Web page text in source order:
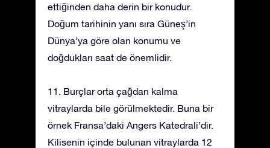
ettiğinden daha derin bir konudur.
Doğum tarihinin yanı sıra Güneş’in
Dünya’ya göre olan konumu ve
doğdukları saat de önemlidir.
11. Burçlar orta çağdan kalma
vitraylarda bile görülmektedir. Buna bir
örnek Fransa’daki Angers Katedrali’dir.
Kilisenin içinde bulunan vitraylarda 12